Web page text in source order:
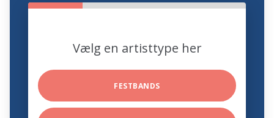
Vælg en artisttype her
FESTBANDS